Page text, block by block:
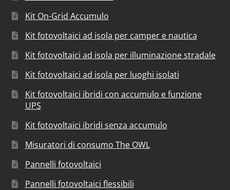
Kit On-Grid Accumulo
Kit fotovoltaici ad isola per camper e nautica
Kit fotovoltaici ad isola per illuminazione stradale
Kit fotovoltaici ad isola per luoghi isolati
Kit fotovoltaici ibridi con accumulo e funzione
UPS
Kit fotovoltaici ibridi senza accumulo
Misuratori di consumo The OWL
Pannelli fotovoltaici
Pannelli fotovoltaici flessibili